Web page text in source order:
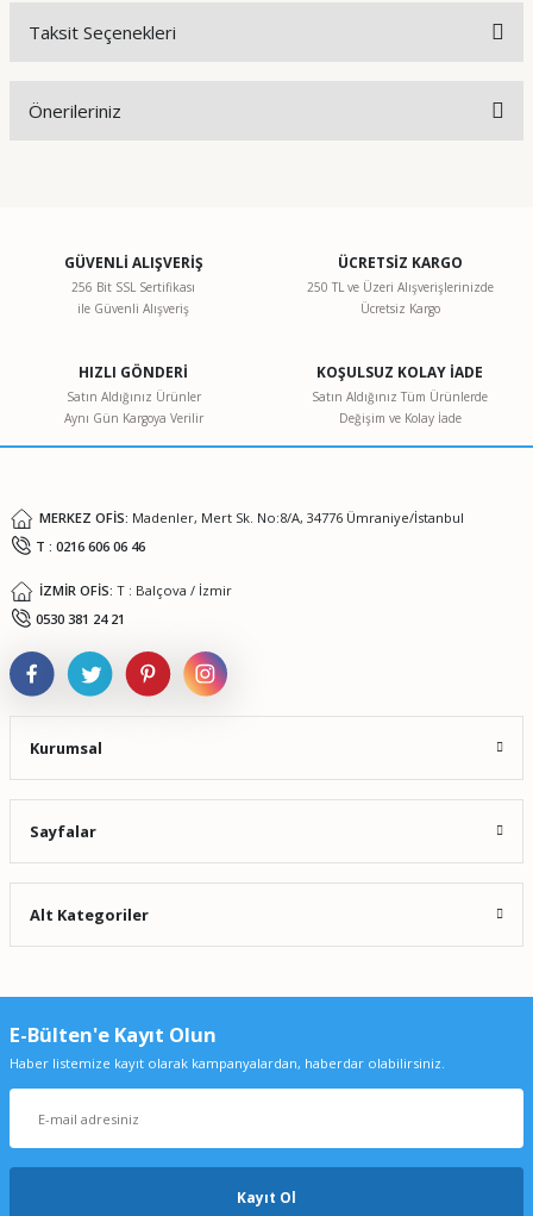
Taksit Seçenekleri
Önerileriniz
Görüş ve önerileriniz için teşekkür ederiz.
Ürün resmi kalitesiz, bozuk veya görüntülenemiyor.
Ürün bilgilerinde hatalar bulunuyor.
Ürün fiyatı diğer sitelerden daha pahalı.
GÜVENLİ ALIŞVERİŞ
256 Bit SSL Sertifikası
ile Güvenli Alışveriş
ÜCRETSİZ KARGO
250 TL ve Üzeri Alışverişlerinizde
Ücretsiz Kargo
HIZLI GÖNDERİ
Satın Aldığınız Ürünler
Aynı Gün Kargoya Verilir
KOŞULSUZ KOLAY İADE
Satın Aldığınız Tüm Ürünlerde
Değişim ve Kolay İade
MERKEZ OFİS: Madenler, Mert Sk. No:8/A, 34776 Ümraniye/İstanbul
T : 0216 606 06 46
İZMİR OFİS: T : Balçova / İzmir
0530 381 24 21
Kurumsal
Sayfalar
Alt Kategoriler
E-Bülten'e Kayıt Olun
Haber listemize kayıt olarak kampanyalardan, haberdar olabilirsiniz.
Kayıt Ol